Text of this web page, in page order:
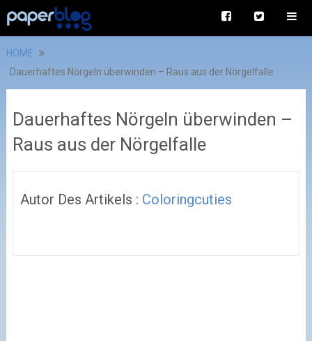
HOME
Dauerhaftes Nörgeln überwinden – Raus aus der Nörgelfalle
Dauerhaftes Nörgeln überwinden –
Raus aus der Nörgelfalle
Autor Des Artikels : Coloringcuties